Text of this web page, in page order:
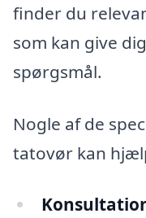
finder du
som kan give
spørgsmål.
Nogle af de
tatovør kan